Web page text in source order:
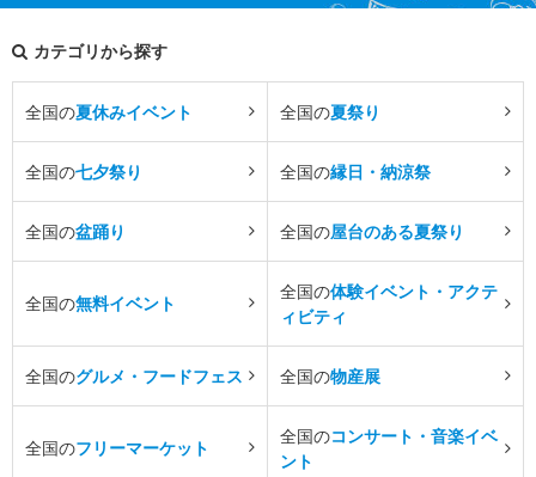
カテゴリから探す
全国の夏休みイベント 全国の夏祭り
全国の七夕祭り 全国の縁日・納涼祭
全国の盆踊り 全国の屋台のある夏祭り
全国の無料イベント
全国の体験イベント・アクテ
ィビティ
全国のグルメ・フードフェス 全国の物産展
全国のフリーマーケット
全国のコンサート・音楽イベ
ント